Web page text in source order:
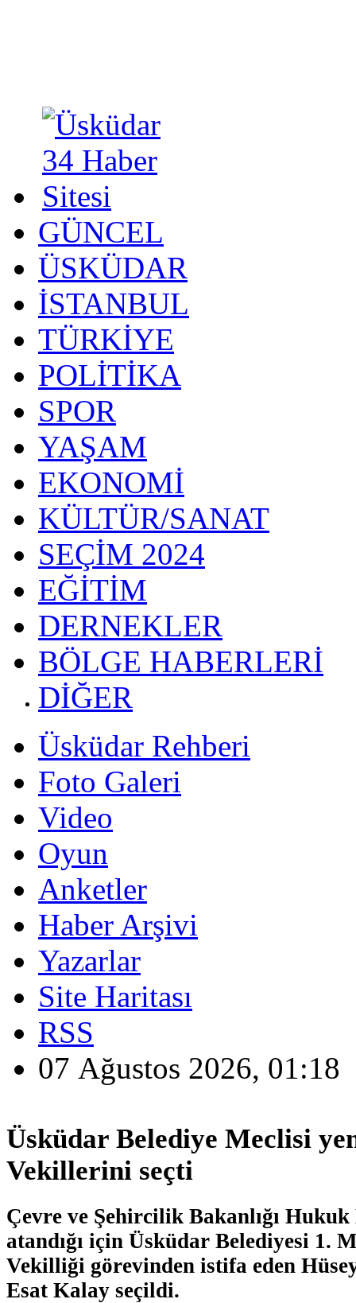
GÜNCEL
ÜSKÜDAR
İSTANBUL
TÜRKİYE
POLİTİKA
SPOR
YAŞAM
EKONOMİ
KÜLTÜR/SANAT
SEÇİM 2024
EĞİTİM
DERNEKLER
BÖLGE HABERLERİ
DİĞER
Üsküdar Rehberi
Foto Galeri
Video
Oyun
Anketler
Haber Arşivi
Yazarlar
Site Haritası
RSS
07 Ağustos 2026, 01:18
Üsküdar Belediye Meclisi
Vekillerini seçti
Çevre ve Şehircilik Bakanlığı
atandığı için Üsküdar Belediyesi 1.
Vekilliği görevinden istifa eden
Esat Kalay seçildi.